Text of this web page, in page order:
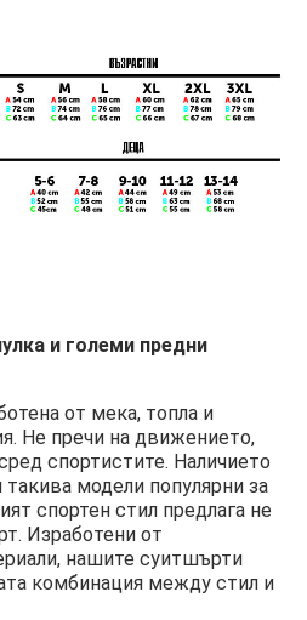
и големи предни
от мека, топла и
Не пречи на движението,
спортистите. Наличието
модели популярни за
спортен стил предлага не
Изработени от
нашите суитшърти
комбинация между стил и